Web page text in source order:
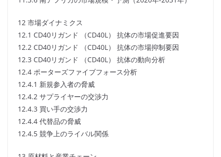
12 市場ダイナミクス
12.1 CD40リガンド （CD40L） 抗体の市場促進要因
12.2 CD40リガンド （CD40L） 抗体の市場抑制要因
12.3 CD40リガンド （CD40L） 抗体の動向分析
12.4 ポーターズファイブフォース分析
12.4.1 新規参入者の脅威
12.4.2 サプライヤーの交渉力
12.4.3 買い手の交渉力
12.4.4 代替品の脅威
12.4.5 競争上のライバル関係